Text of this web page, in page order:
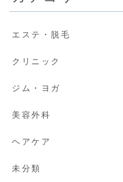
エステ・脱毛
クリニック
ジム・ヨガ
美容外科
ヘアケア
未分類